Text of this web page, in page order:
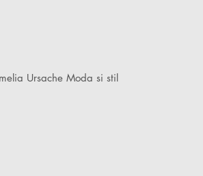
Ursache Moda si stil